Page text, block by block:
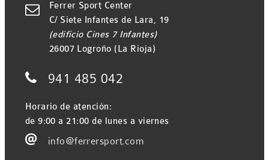

Ferrer Sport Center
C/ Siete Infantes de Lara, 19
(edificio Cines 7 Infantes)
26007 Logroño (La Rioja)
 941 485 042
Horario de atención:
de 9:00 a 21:00 de lunes a viernes
 info@ferrersport.com